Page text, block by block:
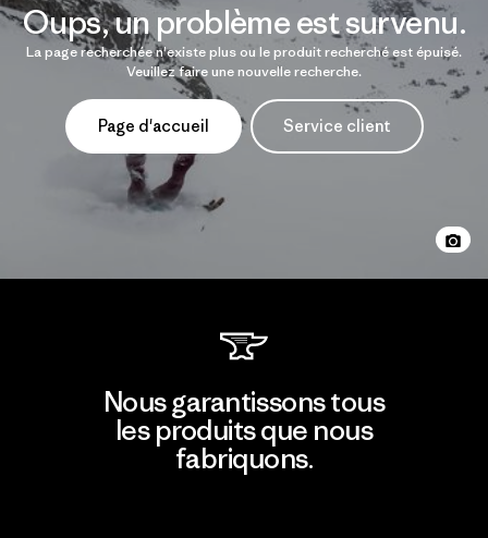
Oups, un problème est survenu.
La page recherchée n'existe plus ou le produit recherché est épuisé.
Veuillez faire une nouvelle recherche.
Page d'accueil Service client
Nous garantissons tous
les produits que nous
fabriquons.